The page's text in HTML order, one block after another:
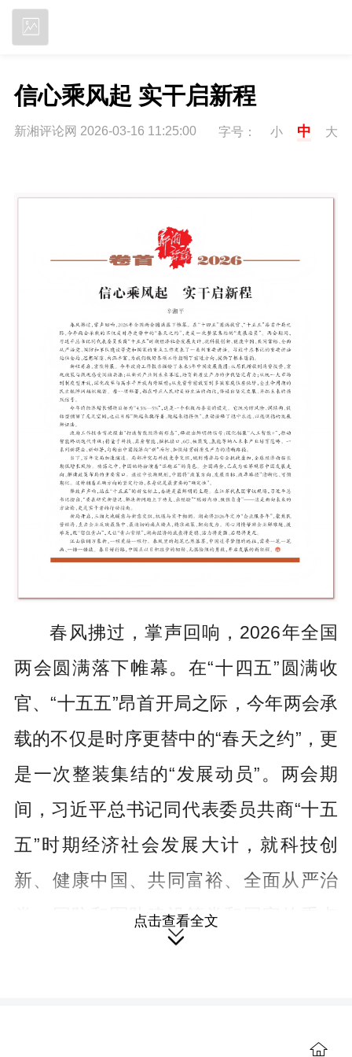
信心乘风起 实干启新程
新湘评论网 2026-03-16 11:25:00 字号： 小 中 大
春风拂过，掌声回响，2026年全国
两会圆满落下帷幕。在“十四五”圆满收
官、“十五五”昂首开局之际，今年两会承
载的不仅是时序更替中的“春天之约”，更
是一次整装集结的“发展动员”。两会期
间，习近平总书记同代表委员共商“十五
五”时期经济社会发展大计，就科技创
新、健康中国、共同富裕、全面从严治
党、国防和军队建设等党和国家的重点
工作发表了一系列重要讲话。习近平总
点击查看全文
